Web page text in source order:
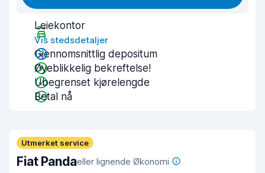
Leiekontor
Vis stedsdetaljer
Gjennomsnittlig depositum
Øyeblikkelig bekreftelse!
Ubegrenset kjørelengde
Betal nå
Utmerket service
Fiat Pandaeller lignende Økonomi